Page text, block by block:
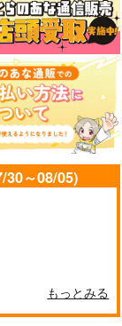
30～08/05)
もっとみる